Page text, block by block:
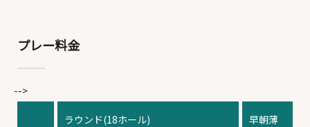
あり
なし
プレー料金
-->
ラウンド(18ホール)
早朝薄